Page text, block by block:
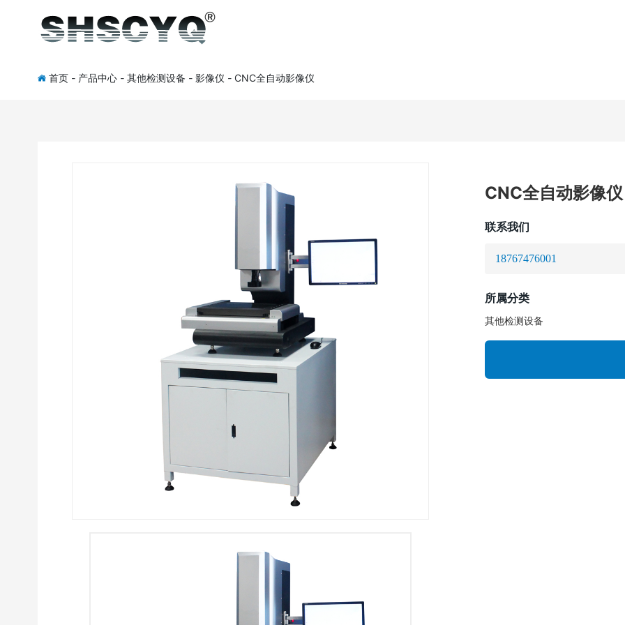
首页 - 产品中心 - 其他检测设备 - 影像仪 - CNC全自动影像仪
CNC全自动影像仪
联系我们
18767476001
所属分类
其他检测设备